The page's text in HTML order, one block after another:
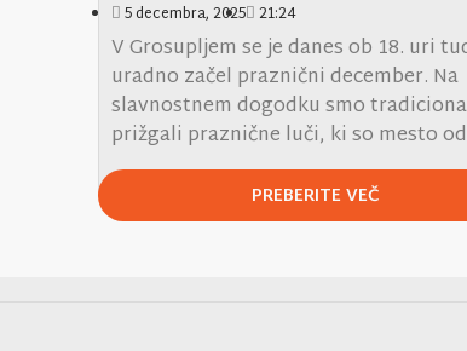
5 decembra, 2025 21:24
V Grosupljem se je danes ob 18. uri
uradno začel praznični december. Na
slavnostnem dogodku smo
prižgali praznične luči, ki so mesto
PREBERITE VEČ